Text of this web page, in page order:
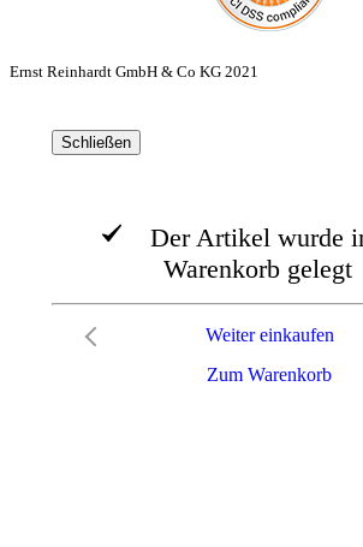
Ernst Reinhardt GmbH & Co KG 2021
Schließen
Der Artikel wurde
Warenkorb gelegt
Zum Warenkorb
Weiter einkaufen